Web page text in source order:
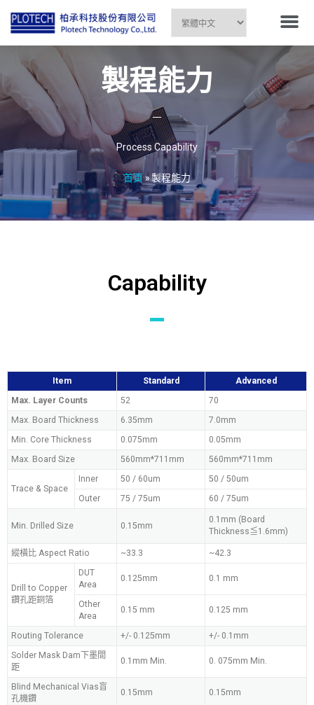
製程能力
Process Capability
首頁»製程能力
Capability
Item Standard
Advanced
Max. Layer Counts
52
70
Max. Board Thickness
6.35mm
7.0mm
Min. Core Thickness
0.075mm
0.05mm
Max. Board Size
560mm*711mm 560mm*711mm
Trace & Space
Inner 50 / 60um
50 / 50um
Outer
75 / 75um 60 / 75um
Min. Drilled Size 0.15mm
0.1mm (Board
Thickness≦1.6mm)
縱橫比 Aspect Ratio ~33.3 ~42.3
Drill to Copper
鑽孔距銅箔
DUT
Area
0.125mm 0.1 mm
Other
Area
0.15 mm 0.125 mm
Routing Tolerance +/- 0.125mm
+/- 0.1mm
Solder Mask Dam下墨間
距
0.1mm Min. 0. 075mm Min.
Blind Mechanical Vias盲
孔機鑽
0.15mm 0.15mm